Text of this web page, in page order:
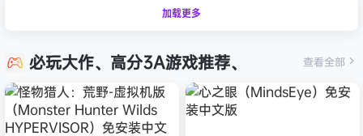
加载更多
必玩大作、高分3A游戏推荐、 查看全部